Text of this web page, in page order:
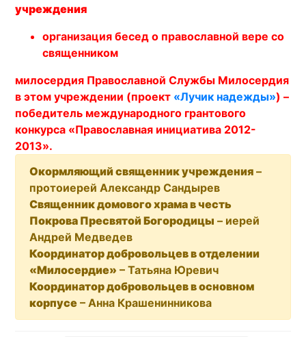
учреждения
организация бесед о православной вере со
священником
милосердия Православной Службы Милосердия
в этом учреждении (проект «Лучик надежды») –
победитель международного грантового
конкурса «Православная инициатива 2012-
2013».
Окормляющий священник учреждения –
протоиерей Александр Сандырев
Священник домового храма в честь
Покрова Пресвятой Богородицы – иерей
Андрей Медведев
Координатор добровольцев в отделении
«Милосердие» – Татьяна Юревич
Координатор добровольцев в основном
корпусе – Анна Крашенинникова